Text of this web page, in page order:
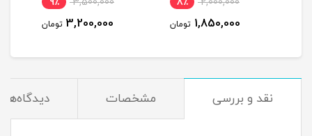
1,850,000 تومان 3,200,000 تومان
نقد و بررسی مشخصات دیدگاه‌ها